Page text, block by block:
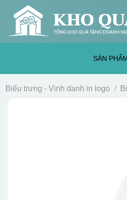
content
SẢN
Biểu trưng - Vinh danh in logo /